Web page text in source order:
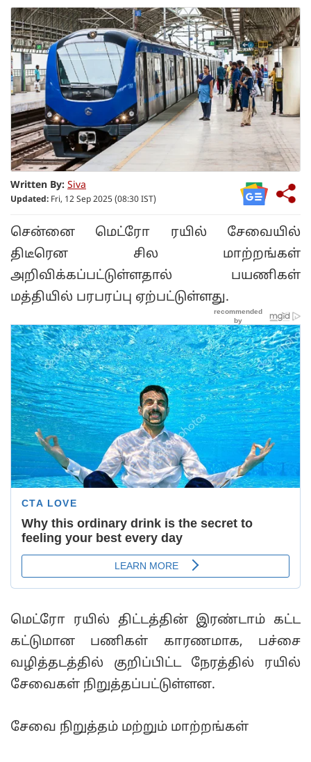
Written By: Siva
Updated: Fri, 12 Sep 2025 (08:30 IST)
சென்னை மெட்ரோ ரயில் சேவையில்
திடீரென சில மாற்றங்கள்
அறிவிக்கப்பட்டுள்ளதால் பயணிகள்
மத்தியில் பரபரப்பு ஏற்பட்டுள்ளது.
மெட்ரோ ரயில் திட்டத்தின் இரண்டாம் கட்ட
கட்டுமான பணிகள் காரணமாக, பச்சை
வழித்தடத்தில் குறிப்பிட்ட நேரத்தில் ரயில்
சேவைகள் நிறுத்தப்பட்டுள்ளன.
சேவை நிறுத்தம் மற்றும் மாற்றங்கள்